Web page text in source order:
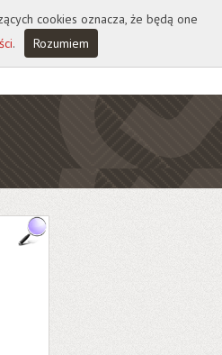
cookies oznacza, że będą one
. Rozumiem